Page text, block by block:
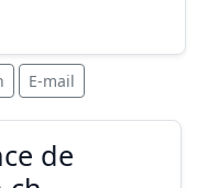
E-mail
de